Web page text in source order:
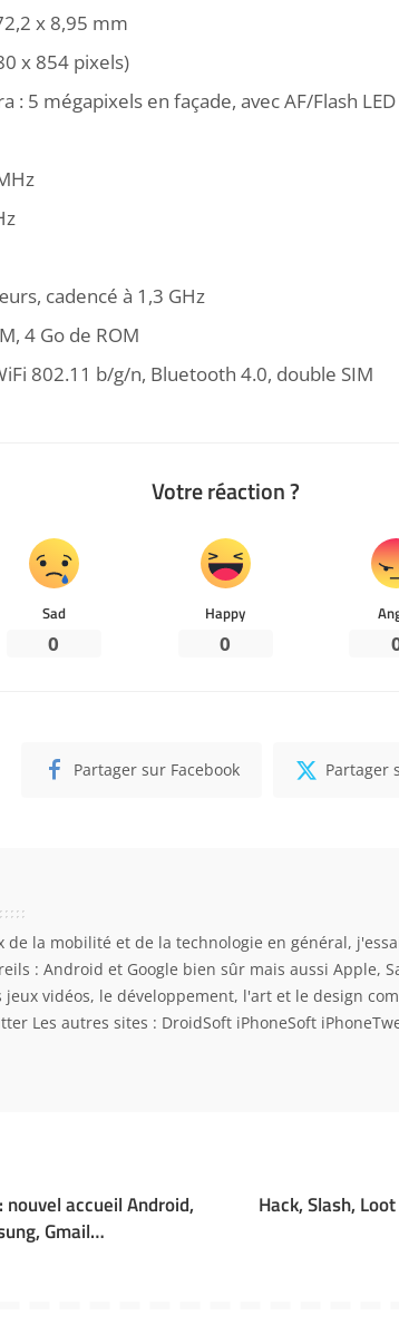
x 8,95 mm
x 854 pixels)
: 5 mégapixels en façade, avec AF/Flash
cadencé à 1,3 GHz
4 Go de ROM
802.11 b/g/n, Bluetooth 4.0, double SIM
Votre réaction ?
Sad
0
Happy
0
Partager sur Facebook Partager
de la mobilité et de la technologie en général,
: Android et Google bien sûr mais aussi Apple,
jeux vidéos, le développement, l'art et le design
Les autres sites : DroidSoft iPhoneSoft
nouvel accueil Android,
Gmail…
Hack, Slash,